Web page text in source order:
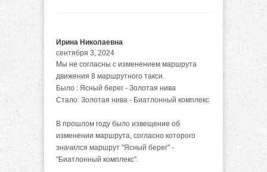
Ирина Николаевна
сентября 3, 2024
Мы не согласны с изменением маршрута
движения 8 маршрутного такси.
Было : Ясный берег - Золотая нива
Стало: Золотая нива - Биатлонный комплекс
В прошлом году было извещение об
изменении маршрута, согласно которого
значился маршрут "Ясный берег" -
"Биатлонный комплекс".